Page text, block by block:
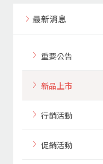
最新消息
重要公告
新品上市
行銷活動
促銷活動